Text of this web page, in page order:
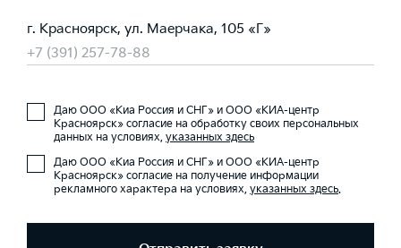
г. Красноярск, ул. Маерчака, 105 «Г»
+7 (391) 257-78-88
Даю ООО «Киа Россия и СНГ» и ООО «КИА-центр
Красноярск» согласие на обработку своих персональных
данных на условиях, указанных здесь
Даю ООО «Киа Россия и СНГ» и ООО «КИА-центр
Красноярск» согласие на получение информации
рекламного характера на условиях, указанных здесь.